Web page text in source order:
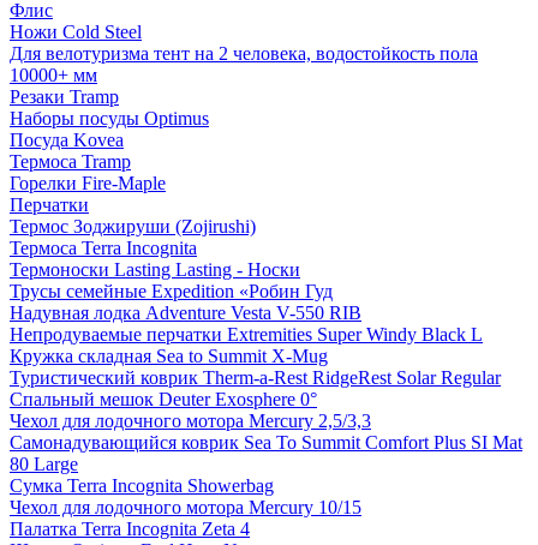
Флис
Ножи Cold Steel
Для велотуризма тент на 2 человека, водостойкость пола
10000+ мм
Резаки Tramp
Наборы посуды Optimus
Посуда Kovea
Термоса Tramp
Горелки Fire-Maple
Перчатки
Термос Зоджируши (Zojirushi)
Термоса Terra Incognita
Термоноски Lasting Lasting - Носки
Трусы семейные Expedition «Робин Гуд
Надувная лодка Adventure Vesta V-550 RIB
Непродуваемые перчатки Extremities Super Windy Black L
Кружка складная Sea to Summit X-Mug
Туристический коврик Therm-a-Rest RidgeRest Solar Regular
Спальный мешок Deuter Exosphere 0°
Чехол для лодочного мотора Mercury 2,5/3,3
Самонадувающийся коврик Sea To Summit Comfort Plus SI Mat
80 Large
Сумка Terra Incognita Showerbag
Чехол для лодочного мотора Mercury 10/15
Палатка Terra Incognita Zeta 4